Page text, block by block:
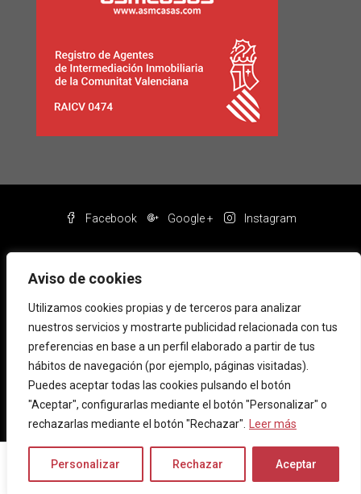
Aviso de cookies
Utilizamos cookies propias y de terceros para analizar
nuestros servicios y mostrarte publicidad relacionada con tus
preferencias en base a un perfil elaborado a partir de tus
hábitos de navegación (por ejemplo, páginas visitadas).
Puedes aceptar todas las cookies pulsando el botón
"Aceptar", configurarlas mediante el botón "Personalizar" o
rechazarlas mediante el botón "Rechazar".
Leer más
Personalizar Rechazar Aceptar
Facebook Google + Instagram
Aviso legal Política de privacidad
Política de cookies
© asmcasas - Todos los derechos reservados
Alberto Saez